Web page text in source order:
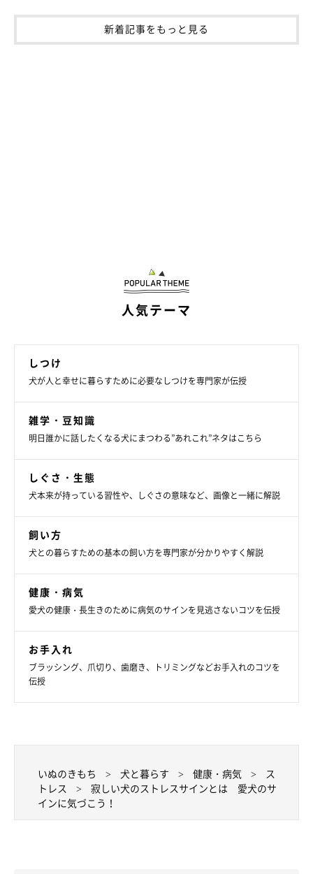
つめ直してみるのもよいかもしれませんね。
監修：いぬのきもち獣医師相談室 獣医師・白山さとこ先生
※写真は「いぬのきもちアプリ」で投稿いただいたものです
※記事と写真に関連性はありませんので予めご了承ください
関連記事:
トレスと病気のサイン
犬はライフステージによってストレスを感じる対象が異なることが
ストレスサインと、年代別に注意したいストレスからくる病気につ
新着記事をもっと見る
人気テーマ
しつけ
犬が人と幸せに暮らすために必要なしつけを専門家が伝授
雑学・豆知識
明日誰かに話したくなる犬にまつわる”あれこれ”ネタはこちら
しぐさ・生態
犬本来が持っている習性や、しぐさの意味など、画像と一緒に解説
飼い方
犬との暮らすための基本の飼い方を専門家が分かりやすく解説
健康・病気
愛犬の健康・長生きのために病気のサインを見逃さないコツを伝授
お手入れ
ブラッシング、爪切り、歯磨き、トリミングなどお手入れのコツを
伝授
いぬのきもち 犬と暮らす 健康・病気
ス
トレス
寂しい犬のストレスサインとは 愛犬のサ
インに気づこう！